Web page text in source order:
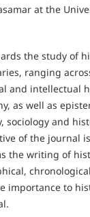
at the
the study of
ranging
and intellectual
as well as
sociology and
of the journal
the writing of
importance to